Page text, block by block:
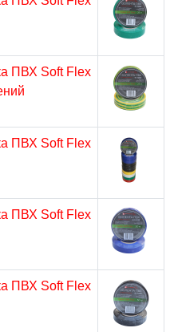
ПВХ Soft Flex
ПВХ Soft Flex
ПВХ Soft Flex
ПВХ Soft Flex